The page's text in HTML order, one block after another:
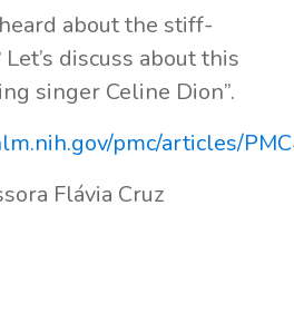
about the stiff-
discuss about this
singer Celine Dion”.
pmc/articles/
Flávia Cruz